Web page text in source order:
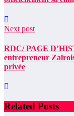
Next post
RDC/ PAGE
entrepreneur
privée
Related Posts